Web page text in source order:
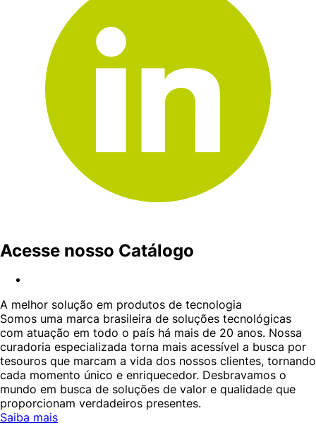
Acesse nosso Catálogo
A melhor solução em produtos de tecnologia
Somos uma marca brasileira de soluções tecnológicas
com atuação em todo o país há mais de 20 anos. Nossa
curadoria especializada torna mais acessível a busca por
tesouros que marcam a vida dos nossos clientes, tornando
cada momento único e enriquecedor. Desbravamos o
mundo em busca de soluções de valor e qualidade que
proporcionam verdadeiros presentes.
Saiba mais